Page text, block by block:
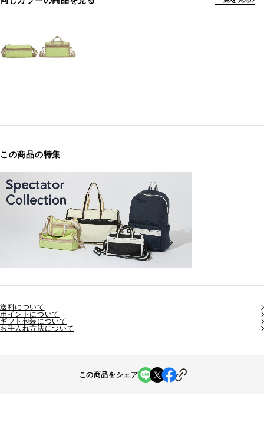
この商品の特集
送料について
ポイントについて
ギフト包装について
お手入れ方法について
この商品をシェア